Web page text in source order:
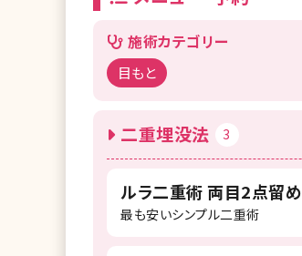
施術カテゴリー
目もと
二重埋没法 3
ルラ二重術 両目2点留め
最も安いシンプル二重術